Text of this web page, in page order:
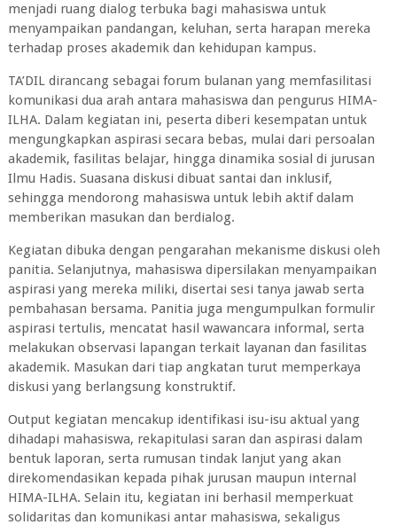
menjadi ruang dialog terbuka bagi mahasiswa untuk
menyampaikan pandangan, keluhan, serta harapan mereka
terhadap proses akademik dan kehidupan kampus.
TA’DIL dirancang sebagai forum bulanan yang memfasilitasi
komunikasi dua arah antara mahasiswa dan pengurus HIMA-
ILHA. Dalam kegiatan ini, peserta diberi kesempatan untuk
mengungkapkan aspirasi secara bebas, mulai dari persoalan
akademik, fasilitas belajar, hingga dinamika sosial di jurusan
Ilmu Hadis. Suasana diskusi dibuat santai dan inklusif,
sehingga mendorong mahasiswa untuk lebih aktif dalam
memberikan masukan dan berdialog.
Kegiatan dibuka dengan pengarahan mekanisme diskusi oleh
panitia. Selanjutnya, mahasiswa dipersilakan menyampaikan
aspirasi yang mereka miliki, disertai sesi tanya jawab serta
pembahasan bersama. Panitia juga mengumpulkan formulir
aspirasi tertulis, mencatat hasil wawancara informal, serta
melakukan observasi lapangan terkait layanan dan fasilitas
akademik. Masukan dari tiap angkatan turut memperkaya
diskusi yang berlangsung konstruktif.
Output kegiatan mencakup identifikasi isu-isu aktual yang
dihadapi mahasiswa, rekapitulasi saran dan aspirasi dalam
bentuk laporan, serta rumusan tindak lanjut yang akan
direkomendasikan kepada pihak jurusan maupun internal
HIMA-ILHA. Selain itu, kegiatan ini berhasil memperkuat
solidaritas dan komunikasi antar mahasiswa, sekaligus